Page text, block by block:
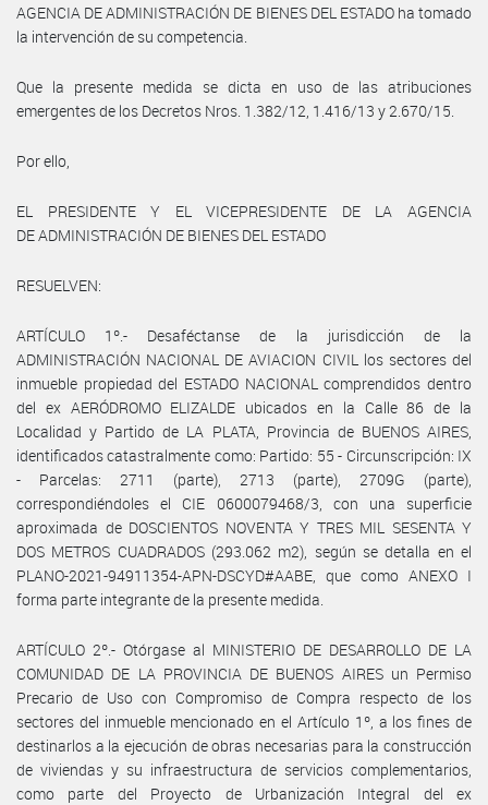
AGENCIA DE ADMINISTRACIÓN DE BIENES DEL ESTADO ha tomado
la intervención de su competencia.
Que la presente medida se dicta en uso de las atribuciones
emergentes de los Decretos Nros. 1.382/12, 1.416/13 y 2.670/15.
Por ello,
EL PRESIDENTE Y EL VICEPRESIDENTE DE LA AGENCIA
DE ADMINISTRACIÓN DE BIENES DEL ESTADO
RESUELVEN:
ARTÍCULO 1º.- Desaféctanse de la jurisdicción de la
ADMINISTRACIÓN NACIONAL DE AVIACION CIVIL los sectores del
inmueble propiedad del ESTADO NACIONAL comprendidos dentro
del ex AERÓDROMO ELIZALDE ubicados en la Calle 86 de la
Localidad y Partido de LA PLATA, Provincia de BUENOS AIRES,
identificados catastralmente como: Partido: 55 - Circunscripción: IX
- Parcelas: 2711 (parte), 2713 (parte), 2709G (parte),
correspondiéndoles el CIE 0600079468/3, con una superficie
aproximada de DOSCIENTOS NOVENTA Y TRES MIL SESENTA Y
DOS METROS CUADRADOS (293.062 m2), según se detalla en el
PLANO-2021-94911354-APN-DSCYD#AABE, que como ANEXO I
forma parte integrante de la presente medida.
ARTÍCULO 2º.- Otórgase al MINISTERIO DE DESARROLLO DE LA
COMUNIDAD DE LA PROVINCIA DE BUENOS AIRES un Permiso
Precario de Uso con Compromiso de Compra respecto de los
sectores del inmueble mencionado en el Artículo 1º, a los fines de
destinarlos a la ejecución de obras necesarias para la construcción
de viviendas y su infraestructura de servicios complementarios,
como parte del Proyecto de Urbanización Integral del ex